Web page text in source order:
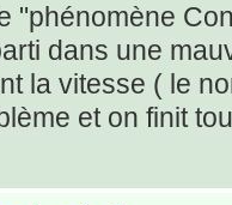
"phénomène
dans une
la vitesse ( le
et on finit